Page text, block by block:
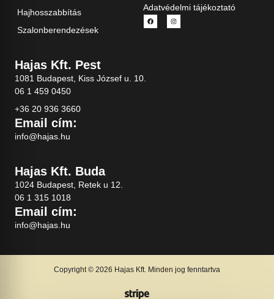
Hajhosszabbítás
Szalonberendezések
Adatvédelmi tájékoztató
Hajas Kft. Pest
1081 Budapest, Kiss József u. 10.
06 1 459 0450
+36 20 936 3660
Email cím:
info@hajas.hu
Hajas Kft. Buda
1024 Budapest, Retek u 12.
06 1 315 1018
Email cím:
info@hajas.hu
Copyright © 2026 Hajas Kft. Minden jog fenntartva